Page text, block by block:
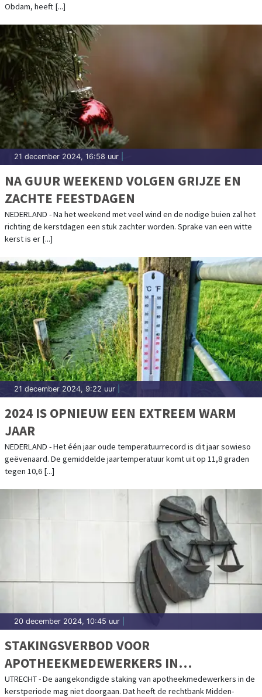
Obdam, heeft [...]
21 december 2024, 16:58 uur
NA GUUR WEEKEND VOLGEN GRIJZE EN
ZACHTE FEESTDAGEN
NEDERLAND - Na het weekend met veel wind en de nodige buien zal het
richting de kerstdagen een stuk zachter worden. Sprake van een witte
kerst is er [...]
21 december 2024, 9:22 uur
2024 IS OPNIEUW EEN EXTREEM WARM
JAAR
NEDERLAND - Het één jaar oude temperatuurrecord is dit jaar sowieso
geëvenaard. De gemiddelde jaartemperatuur komt uit op 11,8 graden
tegen 10,6 [...]
20 december 2024, 10:45 uur
STAKINGSVERBOD VOOR
APOTHEEKMEDEWERKERS IN
KERSTPERIODE
UTRECHT - De aangekondigde staking van apotheekmedewerkers in de
kerstperiode mag niet doorgaan. Dat heeft de rechtbank Midden-